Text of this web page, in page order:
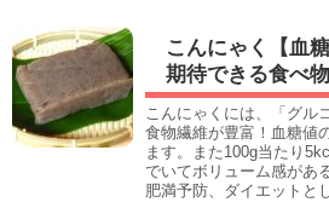
こんにゃく【血
期待できる食べ物
こんにゃくには、「グル
食物繊維が豊富！血糖値
ます。また100g当たり
でいてボリューム感があ
肥満予防、ダイエットと